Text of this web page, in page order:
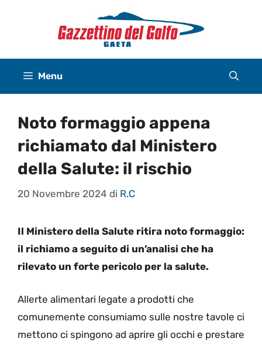
Menu
Noto formaggio appena
richiamato dal Ministero
della Salute: il rischio
20 Novembre 2024 di R.C
Il Ministero della Salute ritira noto formaggio:
il richiamo a seguito di un’analisi che ha
rilevato un forte pericolo per la salute.
Allerte alimentari legate a prodotti che
comunemente consumiamo sulle nostre tavole ci
mettono ci spingono ad aprire gli occhi e prestare